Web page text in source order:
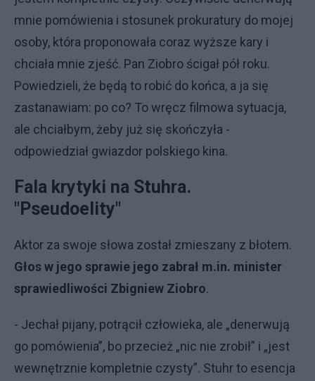
mnie pomówienia i stosunek prokuratury do mojej
osoby, która proponowała coraz wyższe kary i
chciała mnie zjeść. Pan Ziobro ścigał pół roku.
Powiedzieli, że będą to robić do końca, a ja się
zastanawiam: po co? To wręcz filmowa sytuacja,
ale chciałbym, żeby już się skończyła -
odpowiedział gwiazdor polskiego kina.
Fala krytyki na Stuhra.
"Pseudoelity"
Aktor za swoje słowa został zmieszany z błotem.
Głos w jego sprawie jego zabrał m.in. minister
sprawiedliwości Zbigniew Ziobro.
- Jechał pijany, potrącił człowieka, ale „denerwują
go pomówienia”, bo przecież „nic nie zrobił” i „jest
wewnętrznie kompletnie czysty”. Stuhr to esencja